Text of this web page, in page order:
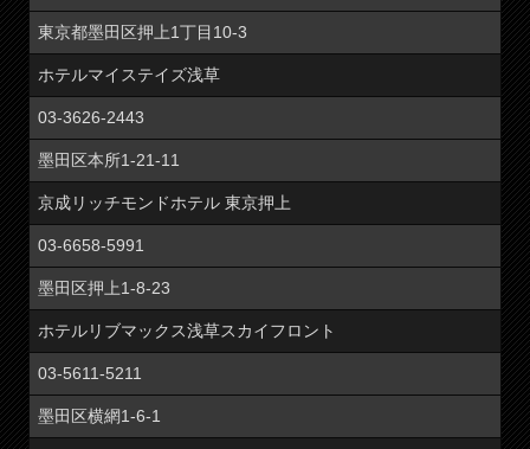
東京都墨田区押上1丁目10-3
ホテルマイステイズ浅草
03-3626-2443
墨田区本所1-21-11
京成リッチモンドホテル 東京押上
03-6658-5991
墨田区押上1-8-23
ホテルリブマックス浅草スカイフロント
03-5611-5211
墨田区横網1-6-1